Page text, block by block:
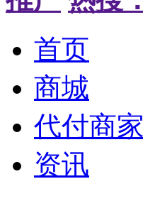
首页
商城
代付商家
资讯